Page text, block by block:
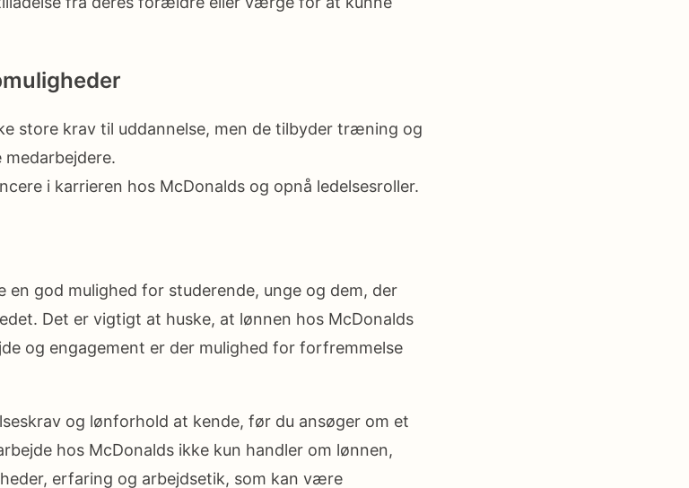
store krav til uddannelse, men de tilbyder træning og
i karrieren hos McDonalds og opnå ledelsesroller.
god mulighed for studerende, unge og dem, der
Det er vigtigt at huske, at lønnen hos McDonalds
og engagement er der mulighed for forfremmelse
og lønforhold at kende, før du ansøger om et
hos McDonalds ikke kun handler om lønnen,
erfaring og arbejdsetik, som kan være